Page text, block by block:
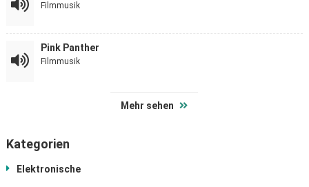
Filmmusik
Pink Panther
Filmmusik
Mehr sehen
Kategorien
Elektronische